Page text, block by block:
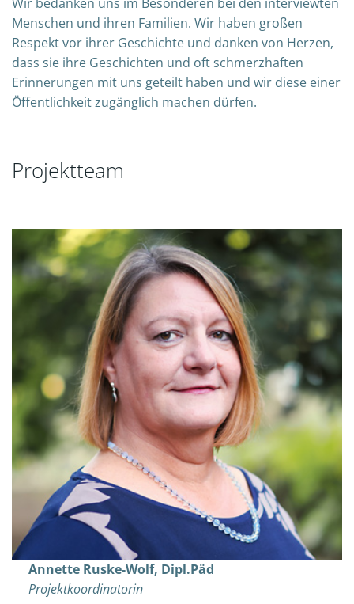
Menschen und ihren Familien. Wir haben großen
Respekt vor ihrer Geschichte und danken von Herzen,
dass sie ihre Geschichten und oft schmerzhaften
Erinnerungen mit uns geteilt haben und wir diese einer
Öffentlichkeit zugänglich machen dürfen.
Projektteam
Annette Ruske-Wolf, Dipl.Päd
Projektkoordinatorin